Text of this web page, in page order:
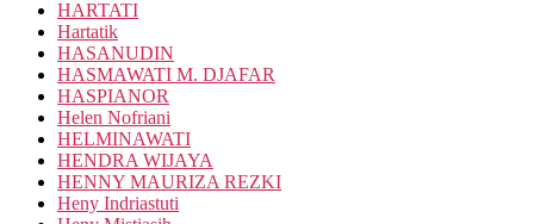
HARTATI
Hartatik
HASANUDIN
HASMAWATI M. DJAFAR
HASPIANOR
Helen Nofriani
HELMINAWATI
HENDRA WIJAYA
HENNY MAURIZA REZKI
Heny Indriastuti